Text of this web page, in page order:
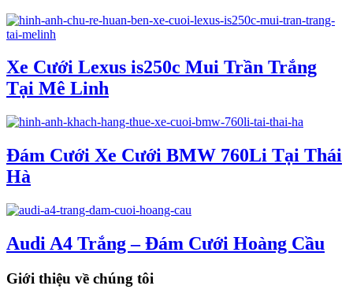
Xe Cưới Lexus is250c Mui Trần Trắng
Tại Mê Linh
Đám Cưới Xe Cưới BMW 760Li Tại Thái
Hà
Audi A4 Trắng – Đám Cưới Hoàng Cầu
Giới thiệu về chúng tôi